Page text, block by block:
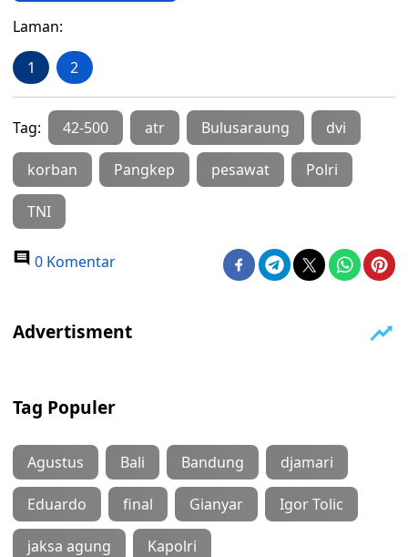
Laman:
1 2
Tag: 42-500 atr Bulusaraung dvi
korban Pangkep pesawat Polri
TNI
0 Komentar
Tag Populer
Agustus Bali Bandung djamari
Eduardo final Gianyar Igor Tolic
jaksa agung Kapolri